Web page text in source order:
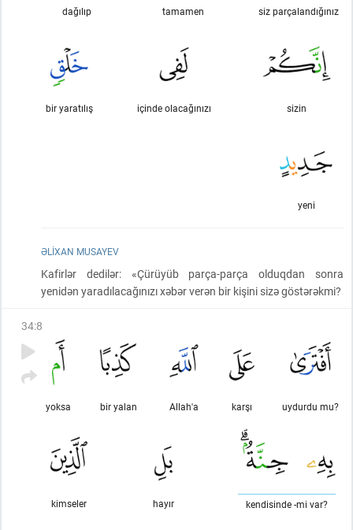
siz parçalandığınız
tamamen
dağılıp
sizin
içinde olacağınızı
bir yaratılış
yeni
ƏLIXAN MUSAYEV
Kafirlər dedilər: «Çürüyüb parça-parça olduqdan sonra
yenidən yaradılacağınızı xəbər verən bir kişini sizə göstərəkmi?
34:8
uydurdu mu?
karşı
Allah'a
bir yalan
yoksa
kendisinde -mi var?
hayır
kimseler